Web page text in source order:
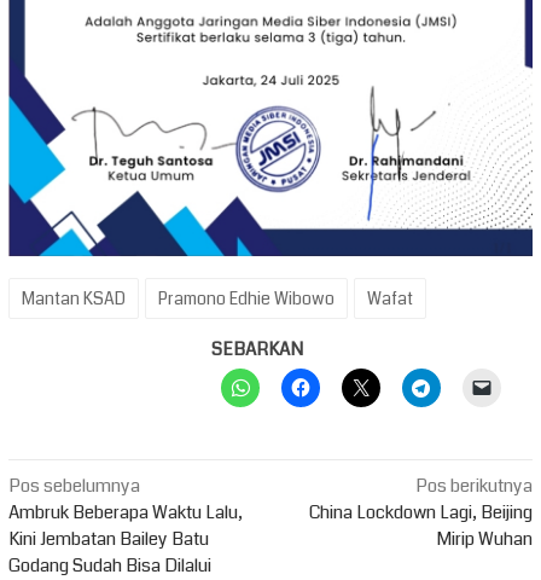
Mantan KSAD Pramono Edhie Wibowo Wafat
SEBARKAN
Navigasi
pos
Pos sebelumnya
Ambruk Beberapa Waktu Lalu,
Kini Jembatan Bailey Batu
Godang Sudah Bisa Dilalui
Pos berikutnya
China Lockdown Lagi, Beijing
Mirip Wuhan